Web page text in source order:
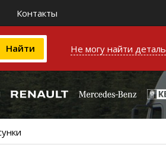
Контакты
Не могу найти деталь